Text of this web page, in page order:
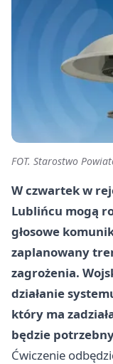
FOT. Starostwo
W czwartek w
Lublińcu mogą
głosowe
zaplanowany
zagrożenia.
działanie
który ma
będzie
Ćwiczenie